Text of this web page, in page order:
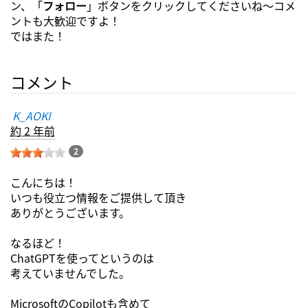
ン、「フォロー 」ボタンをクリックしてくださいね～コメ
ントも大歓迎ですよ！
ではまた！
コメント
K_AOKI
約 2 年前
2
こんにちは！
いつも役立つ情報をご提供して頂き
ありがとうございます。
なるほど！
ChatGPTを使ってというのは
考えていませんでした。
MicrosoftのCopilotも含めて